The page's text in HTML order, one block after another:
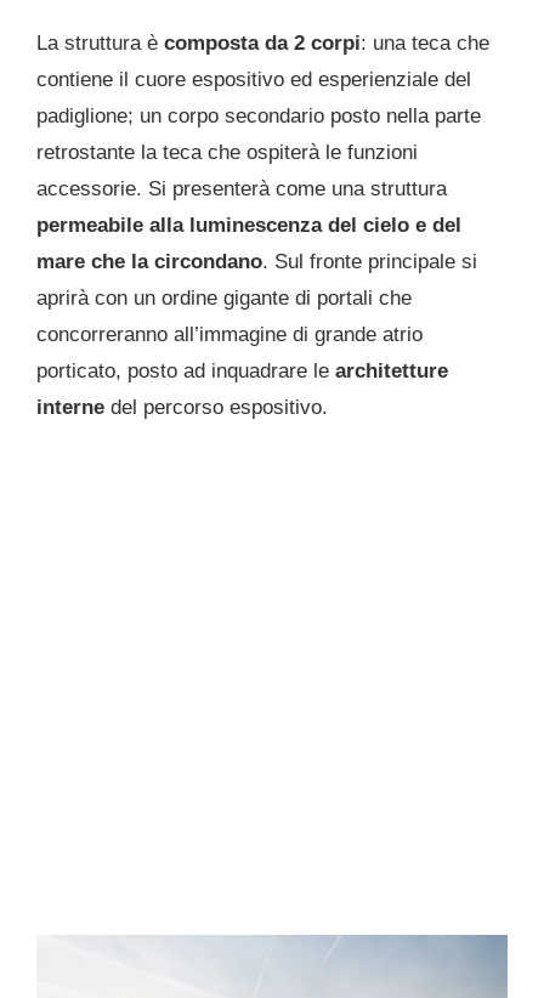
La struttura è composta da 2 corpi: una teca che
contiene il cuore espositivo ed esperienziale del
padiglione; un corpo secondario posto nella parte
retrostante la teca che ospiterà le funzioni
accessorie. Si presenterà come una struttura
permeabile alla luminescenza del cielo e del
mare che la circondano. Sul fronte principale si
aprirà con un ordine gigante di portali che
concorreranno all’immagine di grande atrio
porticato, posto ad inquadrare le architetture
interne del percorso espositivo.